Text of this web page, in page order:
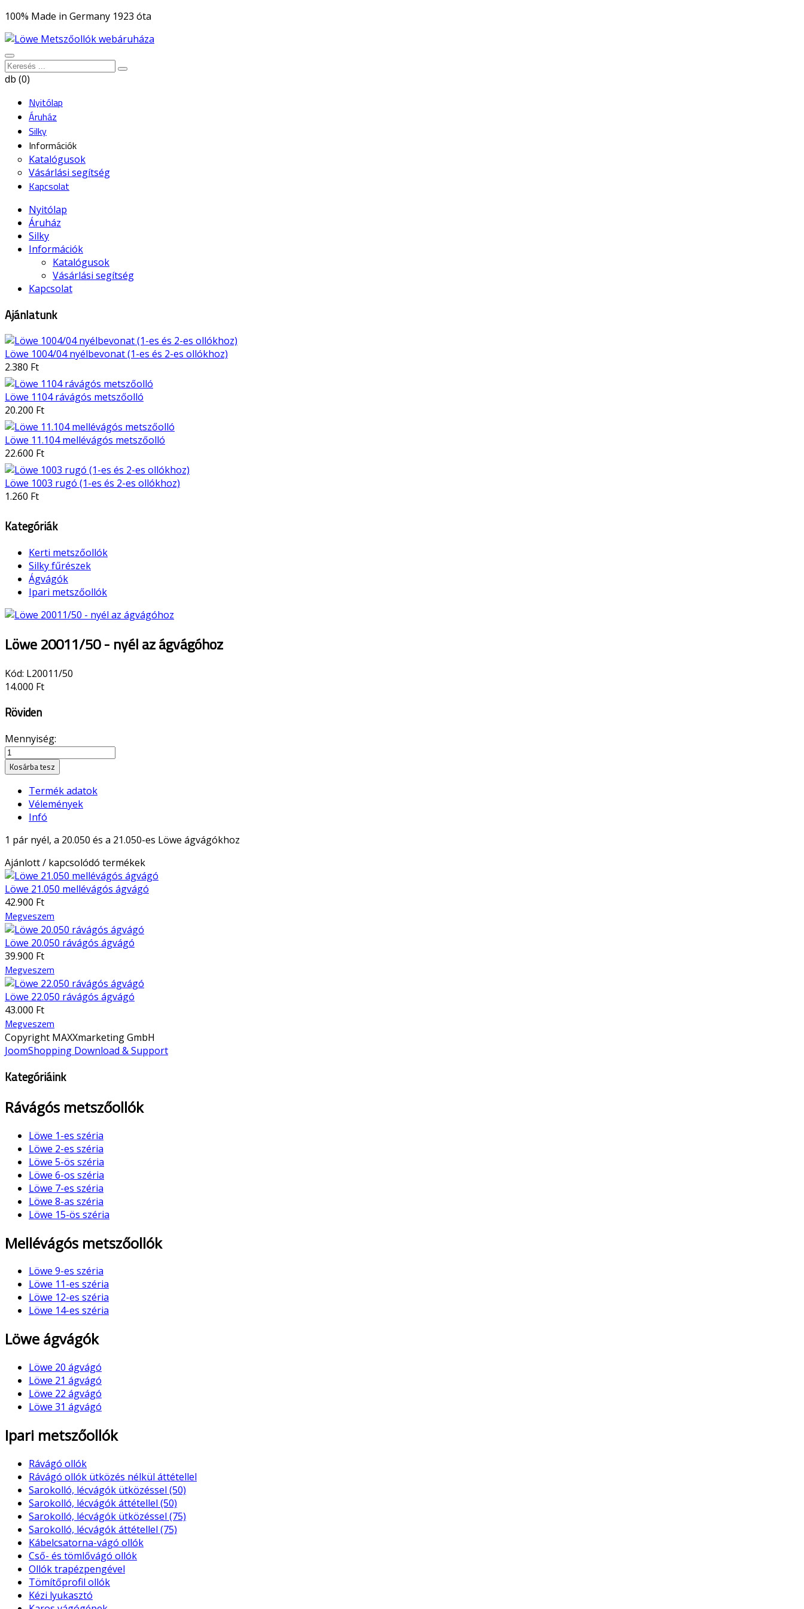
100% Made in Germany 1923 óta
db (0)
Nyitólap
Áruház
Silky
Információk
Katalógusok
Vásárlási segítség
Kapcsolat
Nyitólap
Áruház
Silky
Információk
Katalógusok
Vásárlási segítség
Kapcsolat
Ajánlatunk
Löwe 1004/04 nyélbevonat (1-es és 2-es ollókhoz)
2.380 Ft
Löwe 1104 rávágós metszőolló
20.200 Ft
Löwe 11.104 mellévágós metszőolló
22.600 Ft
Löwe 1003 rugó (1-es és 2-es ollókhoz)
1.260 Ft
Kategóriák
Kerti metszőollók
Silky fűrészek
Ágvágók
Ipari metszőollók
Löwe 20011/50 - nyél az ágvágóhoz
Kód: L20011/50
14.000 Ft
Röviden
Mennyiség:
Kosárba tesz
Termék adatok
Vélemények
Infó
1 pár nyél, a 20.050 és a 21.050-es Löwe ágvágókhoz
Ajánlott / kapcsolódó termékek
Löwe 21.050 mellévágós ágvágó
42.900 Ft
Megveszem
Löwe 20.050 rávágós ágvágó
39.900 Ft
Megveszem
Löwe 22.050 rávágós ágvágó
43.000 Ft
Megveszem
Copyright MAXXmarketing GmbH
JoomShopping Download & Support
Kategóriáink
Rávágós metszőollók
Löwe 1-es széria
Löwe 2-es széria
Löwe 5-ös széria
Löwe 6-os széria
Löwe 7-es széria
Löwe 8-as széria
Löwe 15-ös széria
Mellévágós metszőollók
Löwe 9-es széria
Löwe 11-es széria
Löwe 12-es széria
Löwe 14-es széria
Löwe ágvágók
Löwe 20 ágvágó
Löwe 21 ágvágó
Löwe 22 ágvágó
Löwe 31 ágvágó
Ipari metszőollók
Rávágó ollók
Rávágó ollók ütközés nélkül áttétellel
Sarokolló, lécvágók ütközéssel (50)
Sarokolló, lécvágók áttétellel (50)
Sarokolló, lécvágók ütközéssel (75)
Sarokolló, lécvágók áttétellel (75)
Kábelcsatorna-vágó ollók
Cső- és tömlővágó ollók
Ollók trapézpengével
Tömítőprofil ollók
Kézi lyukasztó